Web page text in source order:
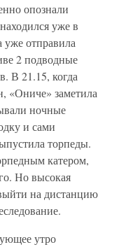
опознали
уже в
отправила
2 подводные
В 21.15, когда
«Ониче» заметила
ночные
и сами
торпеды.
катером,
Но высокая
на дистанцию
утро